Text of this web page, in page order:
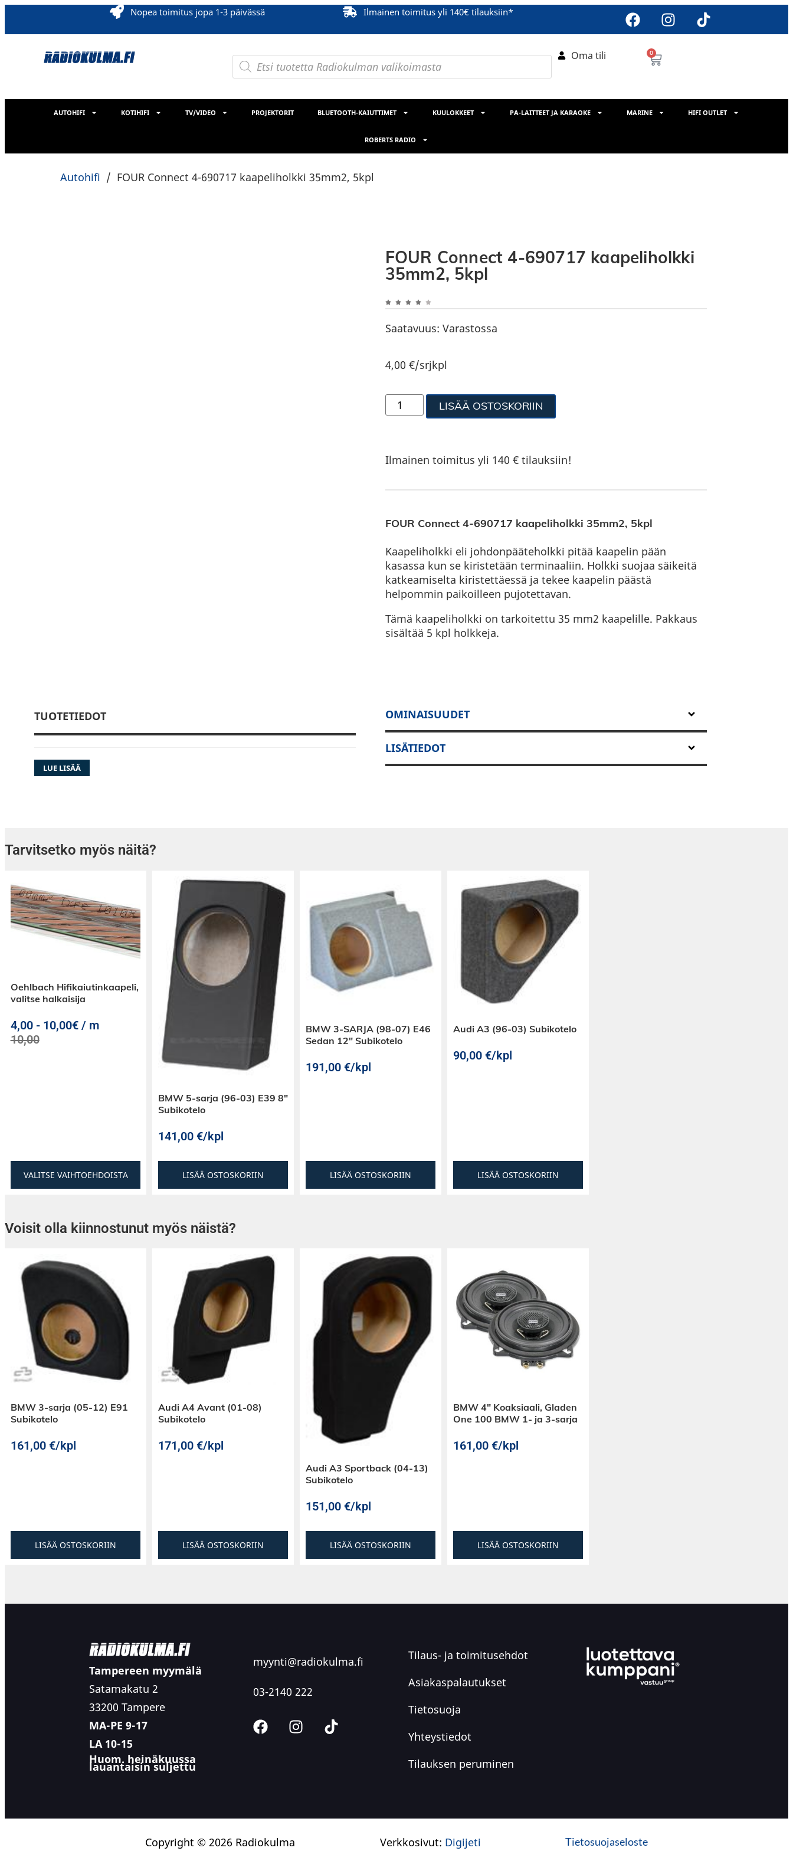
Nopea toimitus jopa 1-3 päivässä Ilmainen toimitus yli 140€ tilauksiin*
Oma tili 0
AUTOHIFI KOTIHIFI TV/VIDEO PROJEKTORIT BLUETOOTH-KAIUTTIMET KUULOKKEET PA-LAITTEET JA KARAOKE MARINE HIFI OUTLET
ROBERTS RADIO
Autohifi / FOUR Connect 4-690717 kaapeliholkki 35mm2, 5kpl
FOUR Connect 4-690717 kaapeliholkki
35mm2, 5kpl
Saatavuus: Varastossa
4,00 €/srjkpl
LISÄÄ OSTOSKORIIN
Ilmainen toimitus yli 140 € tilauksiin!
FOUR Connect 4-690717 kaapeliholkki 35mm2, 5kpl
Kaapeliholkki eli johdonpääteholkki pitää kaapelin pään
kasassa kun se kiristetään terminaaliin. Holkki suojaa säikeitä
katkeamiselta kiristettäessä ja tekee kaapelin päästä
helpommin paikoilleen pujotettavan.
Tämä kaapeliholkki on tarkoitettu 35 mm2 kaapelille. Pakkaus
sisältää 5 kpl holkkeja.
TUOTETIEDOT
LUE LISÄÄ
OMINAISUUDET
LISÄTIEDOT
Tarvitsetko myös näitä?
Oehlbach Hifikaiutinkaapeli,
valitse halkaisija
4,00- 10,00€ / m
10,00
VALITSE VAIHTOEHDOISTA
BMW 5-sarja (96-03) E39 8″
Subikotelo
141,00 €/kpl
LISÄÄ OSTOSKORIIN
BMW 3-SARJA (98-07) E46
Sedan 12″ Subikotelo
191,00 €/kpl
LISÄÄ OSTOSKORIIN
Audi A3 (96-03) Subikotelo
90,00 €/kpl
LISÄÄ OSTOSKORIIN
Voisit olla kiinnostunut myös näistä?
BMW 3-sarja (05-12) E91
Subikotelo
161,00 €/kpl
LISÄÄ OSTOSKORIIN
Audi A4 Avant (01-08)
Subikotelo
171,00 €/kpl
LISÄÄ OSTOSKORIIN
Audi A3 Sportback (04-13)
Subikotelo
151,00 €/kpl
LISÄÄ OSTOSKORIIN
BMW 4″ Koaksiaali, Gladen
One 100 BMW 1- ja 3-sarja
161,00 €/kpl
LISÄÄ OSTOSKORIIN
Tampereen myymälä
Satamakatu 2
33200 Tampere
MA-PE 9-17
LA 10-15
Huom. heinäkuussa
lauantaisin suljettu
myynti@radiokulma.fi
03-2140 222
Tilaus- ja toimitusehdot
Asiakaspalautukset
Tietosuoja
Yhteystiedot
Tilauksen peruminen
Copyright © 2026 Radiokulma Verkkosivut: Digijeti Tietosuojaseloste